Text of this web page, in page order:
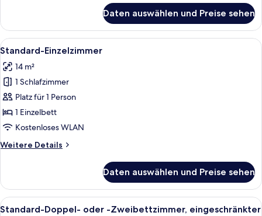
Doppel-
oder
-
Daten auswählen und Preise sehen
Alle
Fotos
für
Standard-
Einzelzimmer
anzeigen
Ein modernes Badezimmer mit
1
Standard-Einzelzimmer
14 m²
1 Schlafzimmer
Platz für 1 Person
1 Einzelbett
Kostenloses WLAN
Weitere Details
Weitere
Einzelzimmer
Daten auswählen und Preise sehen
Alle
Ein modernes Hotelzimmer mit
2
Standard-Doppel- oder -Zweibettzimmer, eingeschränkter